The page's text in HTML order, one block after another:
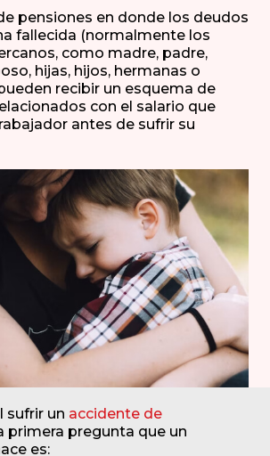
pensiones en donde los deudos
fallecida (normalmente los
como madre, padre,
hijas, hijos, hermanas o
recibir un esquema de
con el salario que
antes de sufrir su
sufrir un accidente de
primera pregunta que un
es: